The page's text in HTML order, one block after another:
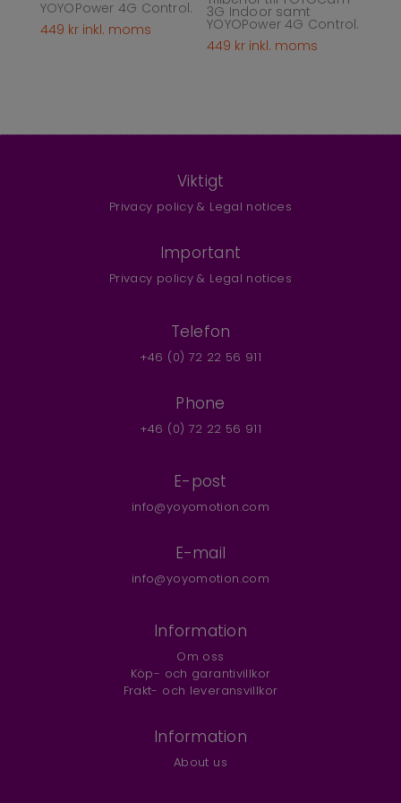
YOYOPower 4G Control.
449 kr inkl. moms
3G Indoor samt
YOYOPower 4G Control.
449 kr inkl. moms
Viktigt
Privacy policy & Legal notices
Important
Privacy policy & Legal notices
Telefon
+46 (0) 72 22 56 911
Phone
+46 (0) 72 22 56 911
E-post
info@yoyomotion.com
E-mail
info@yoyomotion.com
Information
Om oss
Köp- och garantivillkor
Frakt- och leveransvillkor
Information
About us